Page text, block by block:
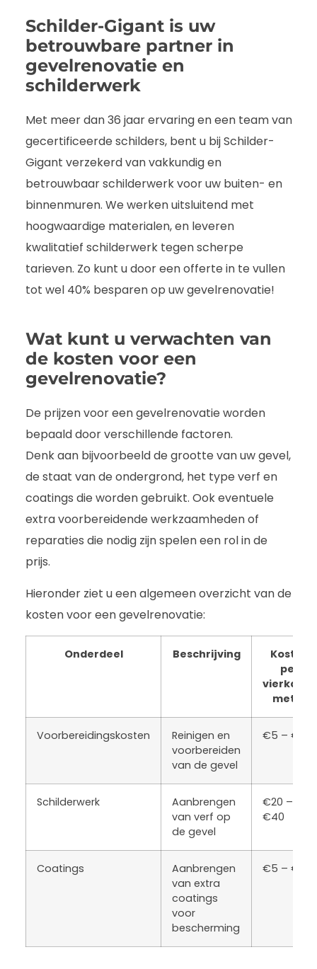
Schilder-Gigant is uw
betrouwbare partner in
gevelrenovatie en
schilderwerk
Met meer dan 36 jaar ervaring en een team van
gecertificeerde schilders, bent u bij Schilder-
Gigant verzekerd van vakkundig en
betrouwbaar schilderwerk voor uw buiten- en
binnenmuren. We werken uitsluitend met
hoogwaardige materialen, en leveren
kwalitatief schilderwerk tegen scherpe
tarieven. Zo kunt u door een offerte in te vullen
tot wel 40% besparen op uw gevelrenovatie!
Wat kunt u verwachten van
de kosten voor een
gevelrenovatie?
De prijzen voor een gevelrenovatie worden
bepaald door verschillende factoren.
Denk aan bijvoorbeeld de grootte van uw gevel,
de staat van de ondergrond, het type verf en
coatings die worden gebruikt. Ook eventuele
extra voorbereidende werkzaamheden of
reparaties die nodig zijn spelen een rol in de
prijs.
Hieronder ziet u een algemeen overzicht van de
kosten voor een gevelrenovatie:
Onderdeel Beschrijving
Kosten
per
vierkante
meter
Voorbereidingskosten
Reinigen en
voorbereiden
van de gevel
€5 – €15
Schilderwerk
Aanbrengen
van verf op
de gevel
€20 –
€40
Coatings
Aanbrengen
van extra
coatings
voor
bescherming
€5 – €15